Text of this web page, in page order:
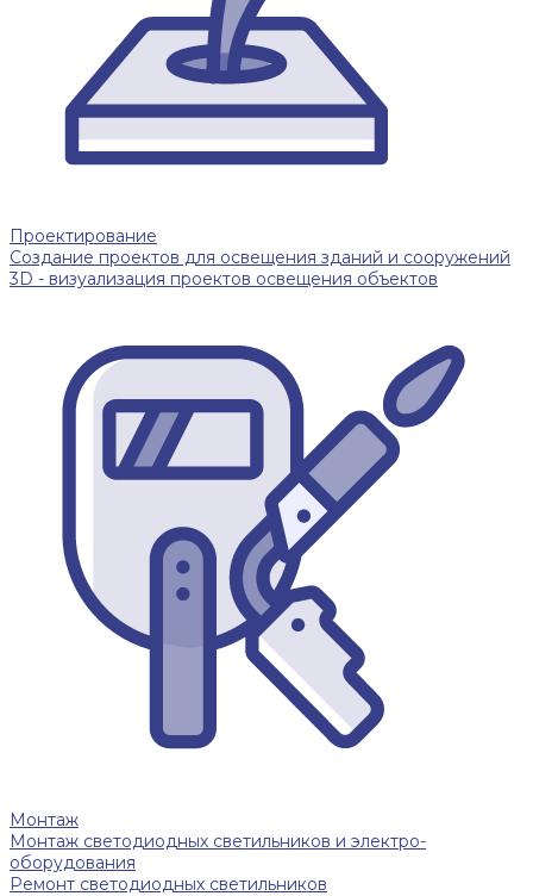
Проектирование
Создание проектов для освещения зданий и сооружений
3D - визуализация проектов освещения объектов
Монтаж
Монтаж светодиодных светильников и электро-
оборудования
Ремонт светодиодных светильников